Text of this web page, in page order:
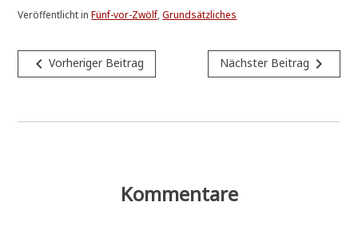
Veröffentlicht inFünf-vor-Zwölf,Grundsätzliches
Beitragsnavigation
navigate_beforeVorheriger Beitrag Nächster Beitrag navigate_next
Kommentare